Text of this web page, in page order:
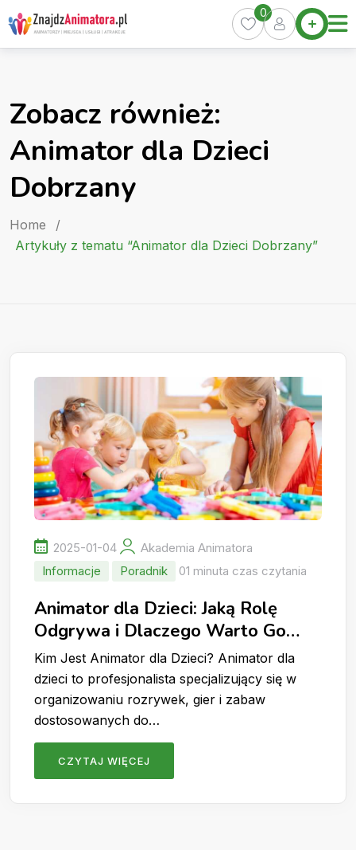
Skip
to
content
Home
Oferty
Kurs
0
Zobacz również:
Animator dla Dzieci
Dobrzany
Home
/
Artykuły z tematu “Animator dla Dzieci Dobrzany”
2025-01-04
Akademia Animatora
Informacje
Poradnik 01 minuta czas czytania
Animator dla Dzieci: Jaką Rolę
Odgrywa i Dlaczego Warto Go
Wynająć?
Kim Jest Animator dla Dzieci? Animator dla
dzieci to profesjonalista specjalizujący się w
organizowaniu rozrywek, gier i zabaw
dostosowanych do…
CZYTAJ WIĘCEJ